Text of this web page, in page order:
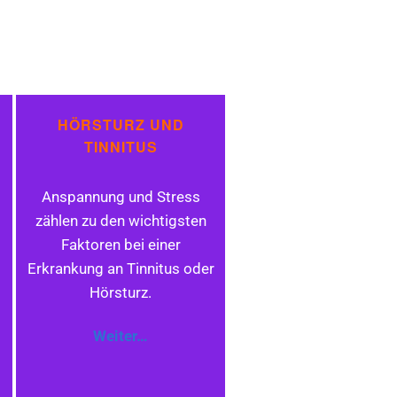
HÖRSTURZ UND
TINNITUS
Anspannung und Stress
zählen zu den wichtigsten
Faktoren bei einer
Erkrankung an Tinnitus oder
Hörsturz.
Weiter…